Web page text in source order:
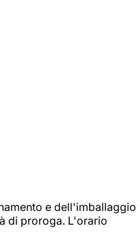
e dell'imballaggio
di proroga. L'orario